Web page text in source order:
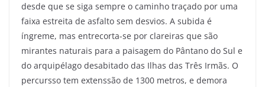
desde que se siga sempre o caminho traçado por uma
faixa estreita de asfalto sem desvios. A subida é
íngreme, mas entrecorta-se por clareiras que são
mirantes naturais para a paisagem do Pântano do Sul e
do arquipélago desabitado das Ilhas das Três Irmãs. O
percursso tem extenssão de 1300 metros, e demora